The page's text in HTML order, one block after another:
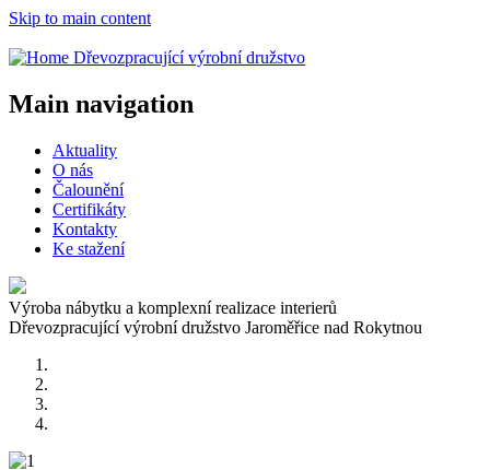
Skip to main content
Dřevozpracující výrobní družstvo
Main navigation
Aktuality
O nás
Čalounění
Certifikáty
Kontakty
Ke stažení
Výroba nábytku a komplexní realizace interierů
Dřevozpracující výrobní družstvo Jaroměřice nad Rokytnou